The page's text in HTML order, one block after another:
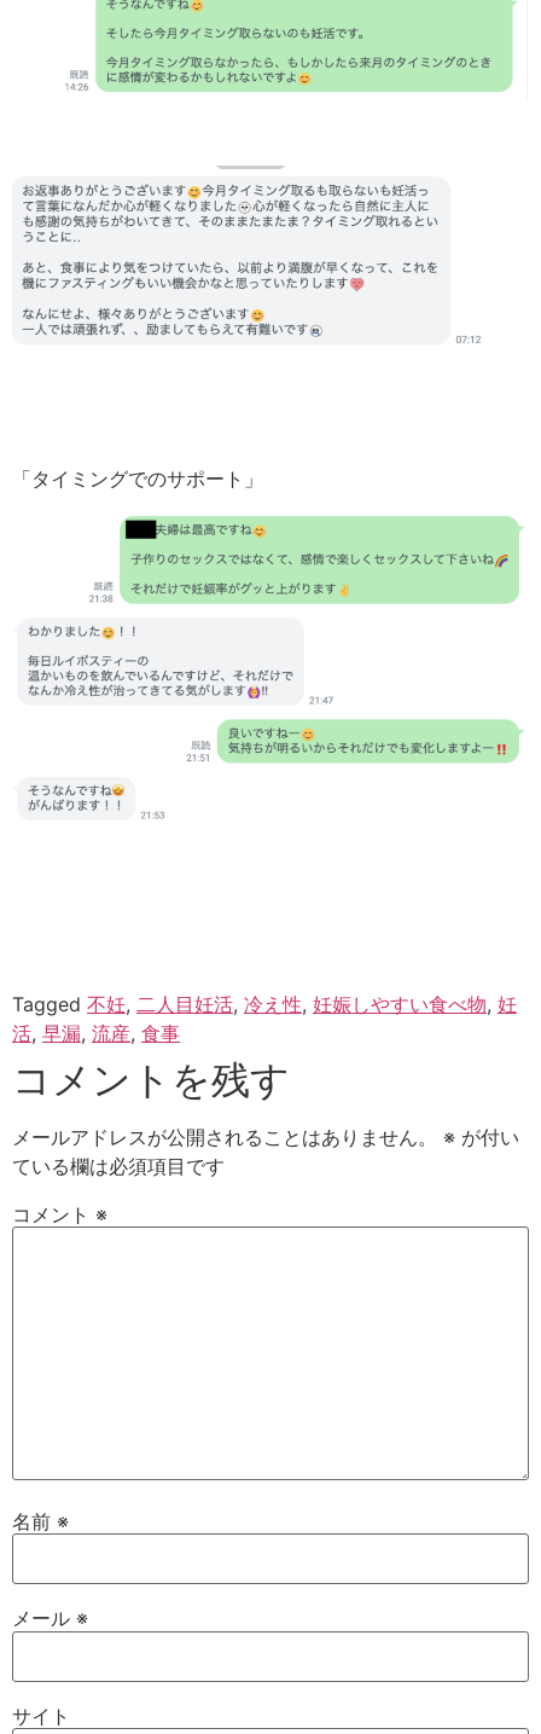
「タイミングでのサポート」
Tagged 不妊, 二人目妊活, 冷え性, 妊娠しやすい食べ物, 妊
活, 早漏, 流産, 食事
コメントを残す
メールアドレスが公開されることはありません。 ※ が付い
ている欄は必須項目です
コメント ※
名前 ※
メール ※
サイト